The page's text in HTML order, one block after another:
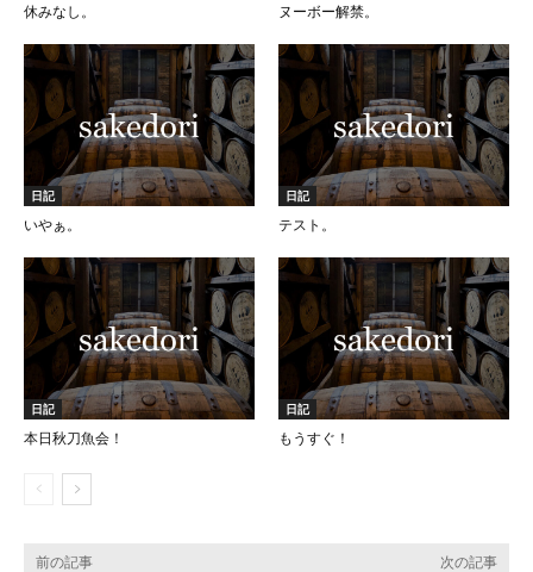
休みなし。
ヌーボー解禁。
日記
いやぁ。
日記
テスト。
日記
本日秋刀魚会！
日記
もうすぐ！
前の記事 次の記事